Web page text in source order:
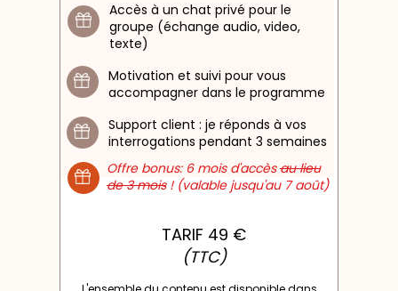
TARIF 49 €
(TTC)
Support client : je réponds à vos
interrogations pendant 3 semaines
Accès à un chat privé pour le
groupe (échange audio, video,
texte)
Motivation et suivi pour vous
accompagner dans le programme
Offre bonus: 6 mois d'accèsau lieu
de 3 mois! (valable jusqu'au 7 août)